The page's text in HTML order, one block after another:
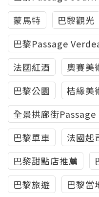
蒙馬特
巴黎觀光
巴黎Passage
法國紅酒
奧賽美
巴黎公園
桔緣美
全景拱廊街
巴黎單車
法國起
巴黎甜點店推薦
巴黎旅遊
巴黎當